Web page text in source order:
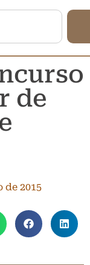
de
de 2015